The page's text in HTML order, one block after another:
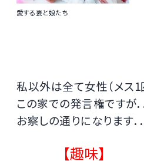
愛する妻と娘たち
私以外は全て女性（メス1
この家での発言権ですが．
お察しの通りになります．．
【趣味】